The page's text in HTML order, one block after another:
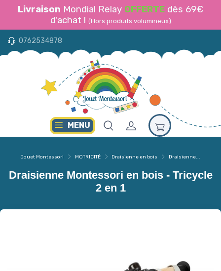
Livraison Mondial Relay OFFERTE dès 69€
d'achat ! (Hors produits volumineux)
0762534878
MENU
Jouet Montessori MOTRICITÉ Draisienne en bois Draisienne...
Draisienne Montessori en bois - Tricycle
2 en 1